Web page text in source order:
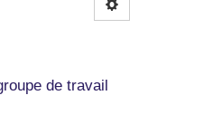
de travail